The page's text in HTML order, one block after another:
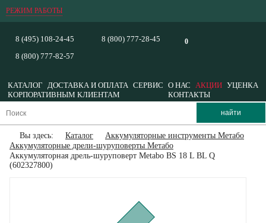
РЕЖИМ РАБОТЫ
0
8 (495) 108-24-45
8 (800) 777-82-57
8 (800) 777-28-45
КАТАЛОГ ДОСТАВКА И ОПЛАТА СЕРВИС О НАС АКЦИИ УЦЕНКА
КОРПОРАТИВНЫМ КЛИЕНТАМ
КОНТАКТЫ
Вы здесь: Каталог
Аккумуляторные инструменты Метабо
Аккумуляторные дрели-шуруповерты Метабо
Аккумуляторная дрель-шуруповерт Metabo BS 18 L BL Q
(602327800)